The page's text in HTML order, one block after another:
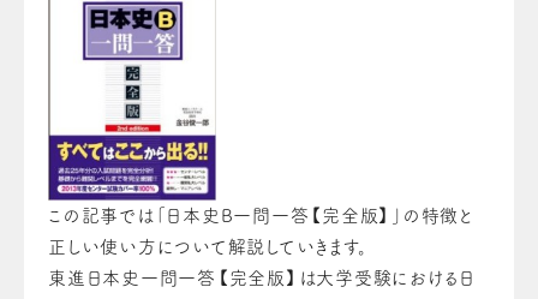
この記事では「 日本史B一問一答【完全版】
」の特徴と
正しい使い方について解説していきます。
東進日本史一問一答【完全版】は大学受験における日